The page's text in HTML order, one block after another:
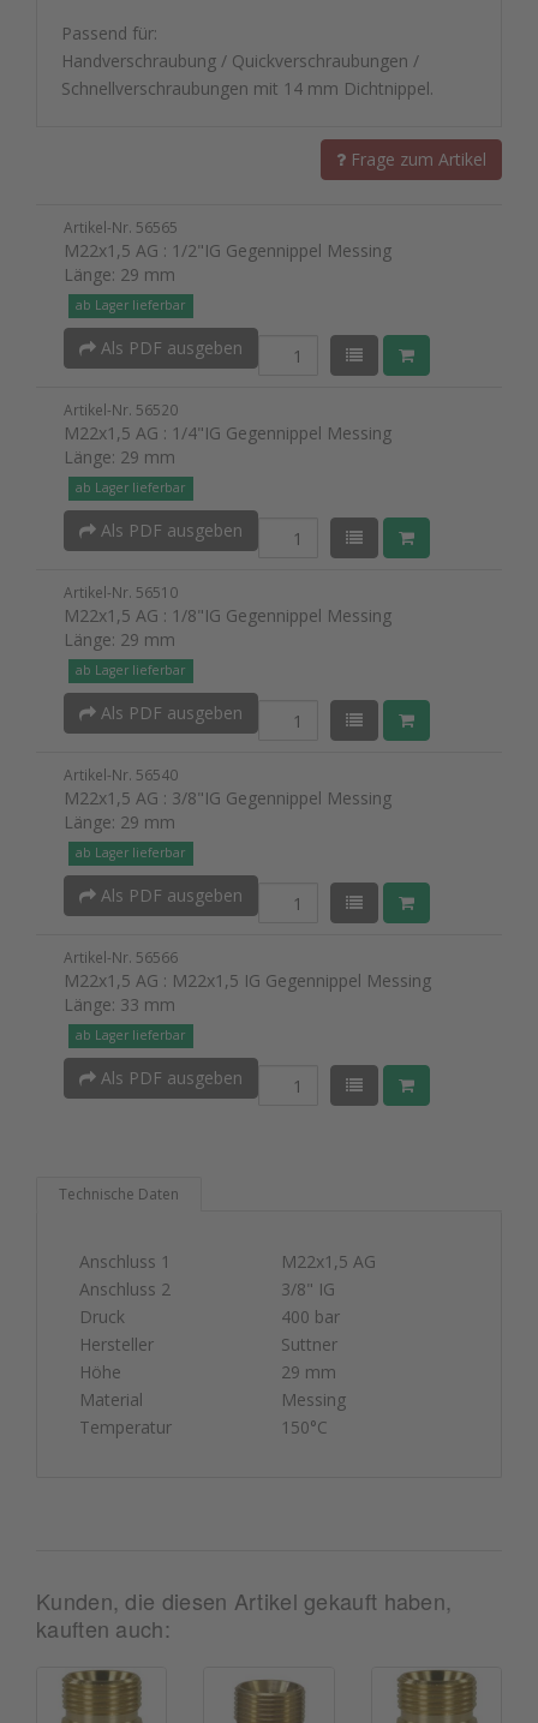
Passend für:
Handverschraubung / Quickverschraubungen /
Schnellverschraubungen mit 14 mm Dichtnippel.
Frage zum Artikel
Artikel-Nr. 56565
M22x1,5 AG : 1/2"IG Gegennippel Messing
Länge: 29 mm
ab Lager lieferbar
Als PDF ausgeben
Artikel-Nr. 56520
M22x1,5 AG : 1/4"IG Gegennippel Messing
Länge: 29 mm
ab Lager lieferbar
Als PDF ausgeben
Artikel-Nr. 56510
M22x1,5 AG : 1/8"IG Gegennippel Messing
Länge: 29 mm
ab Lager lieferbar
Als PDF ausgeben
Artikel-Nr. 56540
M22x1,5 AG : 3/8"IG Gegennippel Messing
Länge: 29 mm
ab Lager lieferbar
Als PDF ausgeben
Artikel-Nr. 56566
M22x1,5 AG : M22x1,5 IG Gegennippel Messing
Länge: 33 mm
ab Lager lieferbar
Als PDF ausgeben
Technische Daten
Anschluss 1
M22x1,5 AG
Anschluss 2
3/8" IG
Druck
400 bar
Hersteller
Suttner
Höhe
29 mm
Material
Messing
Temperatur
150°C
Kunden, die diesen Artikel gekauft haben,
kauften auch: